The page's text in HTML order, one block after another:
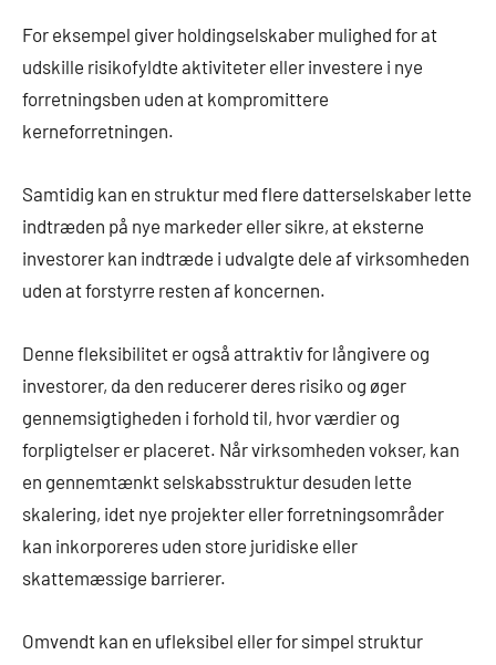
For eksempel giver holdingselskaber mulighed for at
udskille risikofyldte aktiviteter eller investere i nye
forretningsben uden at kompromittere
kerneforretningen.
Samtidig kan en struktur med flere datterselskaber lette
indtræden på nye markeder eller sikre, at eksterne
investorer kan indtræde i udvalgte dele af virksomheden
uden at forstyrre resten af koncernen.
Denne fleksibilitet er også attraktiv for långivere og
investorer, da den reducerer deres risiko og øger
gennemsigtigheden i forhold til, hvor værdier og
forpligtelser er placeret. Når virksomheden vokser, kan
en gennemtænkt selskabsstruktur desuden lette
skalering, idet nye projekter eller forretningsområder
kan inkorporeres uden store juridiske eller
skattemæssige barrierer.
Omvendt kan en ufleksibel eller for simpel struktur